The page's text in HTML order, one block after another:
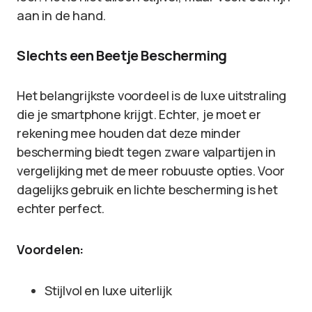
aan in de hand.
Slechts een Beetje Bescherming
Het belangrijkste voordeel is de luxe uitstraling
die je smartphone krijgt. Echter, je moet er
rekening mee houden dat deze minder
bescherming biedt tegen zware valpartijen in
vergelijking met de meer robuuste opties. Voor
dagelijks gebruik en lichte bescherming is het
echter perfect.
Voordelen:
Stijlvol en luxe uiterlijk